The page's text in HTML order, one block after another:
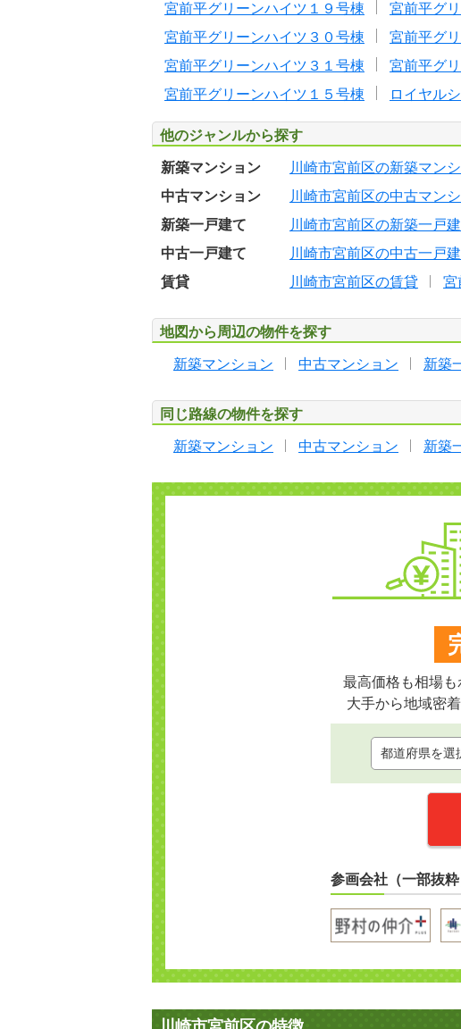
宮前平グリーンハイツ１９号棟
宮前平グ
宮前平グリーンハイツ３０号棟
宮前平グ
宮前平グリーンハイツ３１号棟
宮前平グ
宮前平グリーンハイツ１５号棟
ロイヤル
他のジャンルから探す
新築マンション 川崎市宮前区の新築マン
中古マンション
川崎市宮前区の中古マン
新築一戸建て
川崎市宮前区の新築一戸
中古一戸建て
川崎市宮前区の中古一戸
賃貸
川崎市宮前区の賃貸 宮
地図から周辺の物件を探す
新築マンション 中古マンション 新築
同じ路線の物件を探す
新築マンション 中古マンション 新築
最高価格も相場も
大手から地域密着
参画会社（一部抜粋